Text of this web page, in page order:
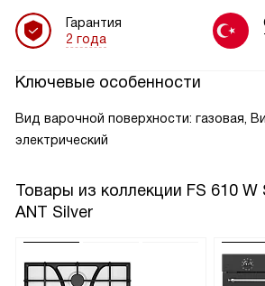
Гарантия
2 года
Ключевые особенности
Вид варочной поверхности: газовая,
электрический
Товары из коллекции FS 610 W
ANT Silver